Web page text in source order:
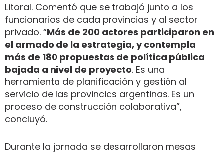
Litoral. Comentó que se trabajó junto a los
funcionarios de cada provincias y al sector
privado. “Más de 200 actores participaron en
el armado de la estrategia, y contempla
más de 180 propuestas de política pública
bajada a nivel de proyecto. Es una
herramienta de planificación y gestión al
servicio de las provincias argentinas. Es un
proceso de construcción colaborativa”,
concluyó.
Durante la jornada se desarrollaron mesas